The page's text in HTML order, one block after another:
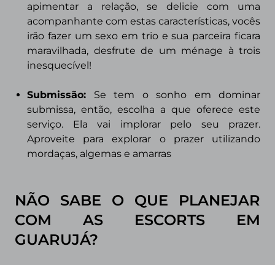
apimentar a relação, se delicie com uma
acompanhante com estas características, vocês
irão fazer um sexo em trio e sua parceira ficara
maravilhada, desfrute de um ménage à trois
inesquecível!
Submissão: Se tem o sonho em dominar
submissa, então, escolha a que oferece este
serviço. Ela vai implorar pelo seu prazer.
Aproveite para explorar o prazer utilizando
mordaças, algemas e amarras
NÃO SABE O QUE PLANEJAR
COM AS ESCORTS EM
GUARUJÁ?